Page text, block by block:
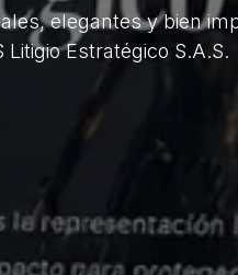
elegantes y bien
Estratégico S.A.S.